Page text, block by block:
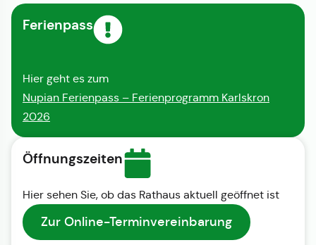
Ferienpass
Hier geht es zum
Nupian Ferienpass – Ferienprogramm Karlskron
2026
Öffnungszeiten
Hier sehen Sie, ob das Rathaus aktuell geöffnet ist
Zur Online-Terminvereinbarung